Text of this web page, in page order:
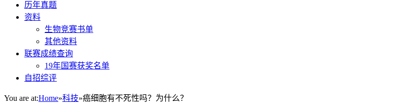
历年真题
资料
生物竞赛书单
其他资料
联赛成绩查询
19年国赛获奖名单
自招综评
You are at:Home»科技»癌细胞有不死性吗？为什么？